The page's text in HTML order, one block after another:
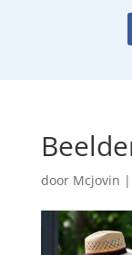
door Mcjovin |